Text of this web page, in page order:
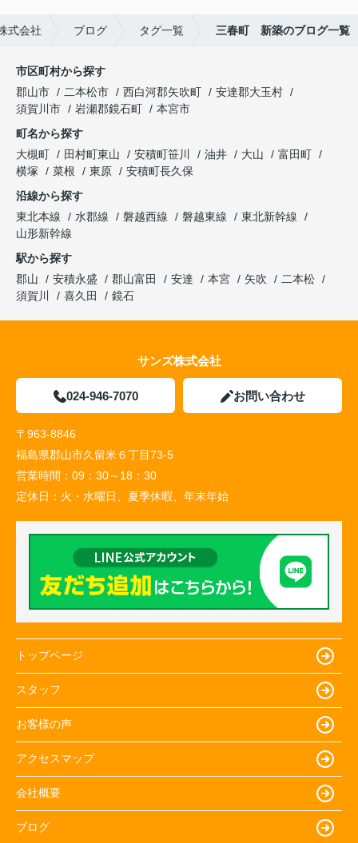
式会社 ブログ タグ一覧 三春町 新築のブログ一覧
市区町村から探す
郡山市
二本松市 西白河郡矢吹町
安達郡大玉村
須賀川市
岩瀬郡鏡石町
本宮市
町名から探す
大槻町
田村町東山 安積町笹川 油井 大山
富田町
横塚
菜根 東原
安積町長久保
沿線から探す
東北本線
水郡線 磐越西線 磐越東線
東北新幹線
山形新幹線
駅から探す
郡山
安積永盛 郡山富田 安達 本宮 矢吹
二本松
須賀川
喜久田 鏡石
サンズ株式会社
024-946-7070 お問い合わせ
〒963-8846
福島県郡山市久留米６丁目73-5
営業時間： 09：30～18：30
定休日： 火・水曜日、夏季休暇、年末年始
トップページ
スタッフ
お客様の声
アクセスマップ
会社概要
ブログ